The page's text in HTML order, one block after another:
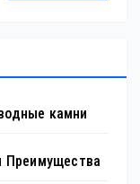
камни
Преимущества